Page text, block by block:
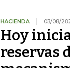
HACIENDA 03/08/
Hoy
reservas